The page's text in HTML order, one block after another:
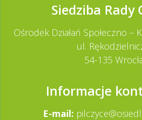
Siedziba Rady
Ośrodek Działań Społeczno –
ul.
54-135
Informacje
E-mail: